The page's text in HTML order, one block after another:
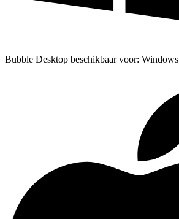
Bubble Desktop beschikbaar voor: Windows